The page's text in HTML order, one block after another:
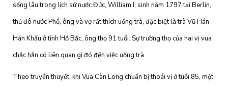
sống lâu trong lịch sử nước Đức, William I, sinh năm 1797 tại Berlin,
thủ đô nước Phổ, ông và vợ rất thích uống trà, đặc biệt là trà Vũ Hán
Hán Khẩu ở tỉnh Hồ Bắc, ông thọ 91 tuổi. Sự trường thọ của hai vị vua
chắc hẳn có liên quan gì đó đến việc uống trà.
Theo truyền thuyết, khi Vua Càn Long chuẩn bị thoái vị ở tuổi 85, một